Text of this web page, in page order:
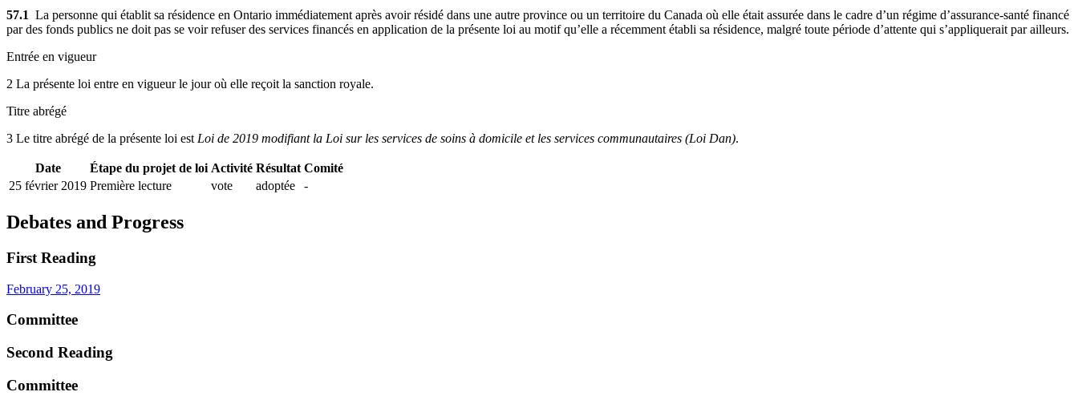
57.1 La personne qui établit sa résidence en Ontario immédiatement après avoir résidé dans une autre province ou un territoire du Canada où elle était assurée dans le cadre d’un régime d’assurance-santé financé
par des fonds publics ne doit pas se voir refuser des services financés en application de la présente loi au motif qu’elle a récemment établi sa résidence, malgré toute période d’attente qui s’appliquerait par ailleurs.
Entrée en vigueur
2 La présente loi entre en vigueur le jour où elle reçoit la sanction royale.
Titre abrégé
3 Le titre abrégé de la présente loi est Loi de 2019 modifiant la Loi sur les services de soins à domicile et les services communautaires (Loi Dan).
Date Étape du projet de loi Activité Résultat Comité
25 février 2019 Première lecture vote adoptée -
Debates and Progress
First Reading
February 25, 2019
Committee
Second Reading
Committee